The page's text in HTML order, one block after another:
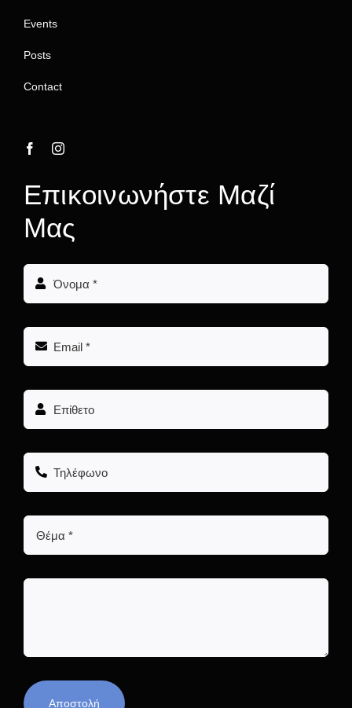
Events
Posts
Contact
Επικοινωνήστε Μαζί
Μας
Αποστολή